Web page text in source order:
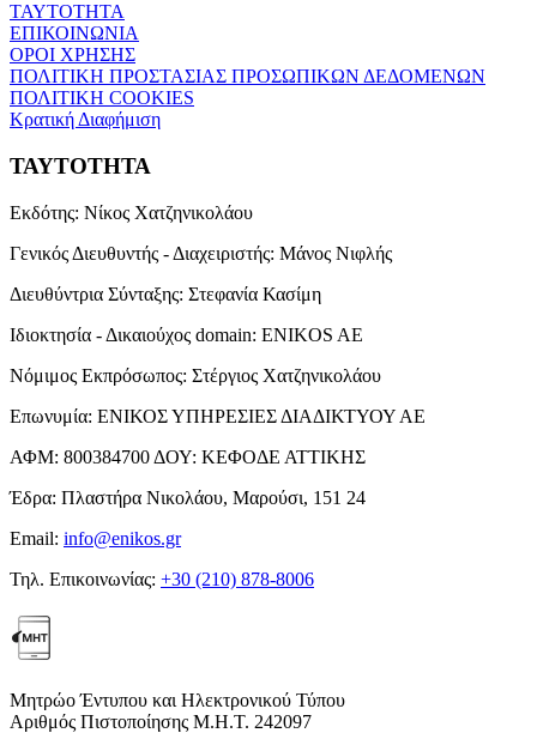
ΤΑΥΤΟΤΗΤΑ
ΕΠΙΚΟΙΝΩΝΙΑ
ΟΡΟΙ ΧΡΗΣΗΣ
ΠΟΛΙΤΙΚΗ ΠΡΟΣΤΑΣΙΑΣ ΠΡΟΣΩΠΙΚΩΝ ΔΕΔΟΜΕΝΩΝ
ΠΟΛΙΤΙΚΗ COOKIES
Κρατική Διαφήμιση
ΤΑΥΤΟΤΗΤΑ
Εκδότης: Νίκος Χατζηνικολάου
Γενικός Διευθυντής - Διαχειριστής: Μάνος Νιφλής
Διευθύντρια Σύνταξης: Στεφανία Κασίμη
Ιδιοκτησία - Δικαιούχος domain: ENIKOS AE
Νόμιμος Εκπρόσωπος: Στέργιος Χατζηνικολάου
Επωνυμία: ΕΝΙΚΟΣ ΥΠΗΡΕΣΙΕΣ ΔΙΑΔΙΚΤΥΟΥ ΑΕ
ΑΦΜ: 800384700 ΔΟΥ: ΚΕΦΟΔΕ ΑΤΤΙΚΗΣ
Έδρα: Πλαστήρα Νικολάου, Μαρούσι, 151 24
Email: info@enikos.gr
Τηλ. Επικοινωνίας: +30 (210) 878-8006
Μητρώο Έντυπου και Ηλεκτρονικού Τύπου
Αριθμός Πιστοποίησης Μ.Η.Τ. 242097